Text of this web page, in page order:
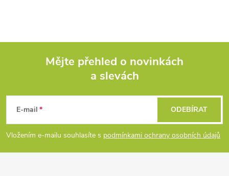
p
a
Mějte přehled o novinkách
a slevách
E-mail
Vložením e-mailu souhlasíte s podmínkami ochrany osobních údajů
ODEBÍRAT